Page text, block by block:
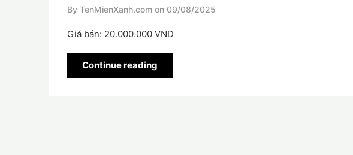
By TenMienXanh.com on 09/08/2025
Giá bán: 20.000.000 VND
Continue reading